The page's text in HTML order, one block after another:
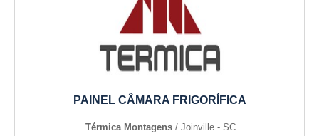
PAINEL CÂMARA FRIGORÍFICA
Térmica Montagens / Joinville - SC